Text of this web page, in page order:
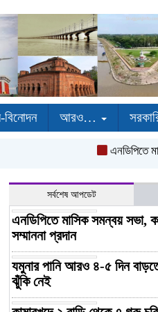
বিনোদন আরও…
এনডিপিতে
সর্বশেষ আপডেট
এনডিপিতে মাসিক সমন্বয় সভা,
সম্মাননা প্রদান
যমুনার পানি আরও ৪-৫ দিন
ঝুঁকি নেই